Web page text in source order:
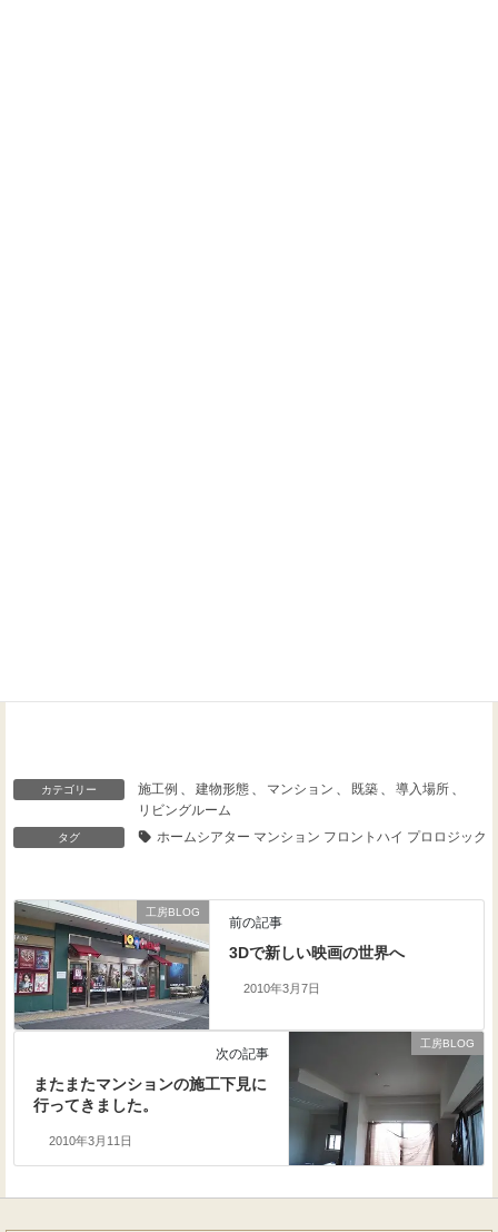
カテゴリー 施工例 建物形態 マンション 既築 導入場所
リビングルーム
タグ ホームシアター マンション フロントハイ プロロジック
工房BLOG
前の記事
3Dで新しい映画の世界へ
2010年3月7日
工房BLOG
次の記事
またまたマンションの施工下見に
行ってきました。
2010年3月11日